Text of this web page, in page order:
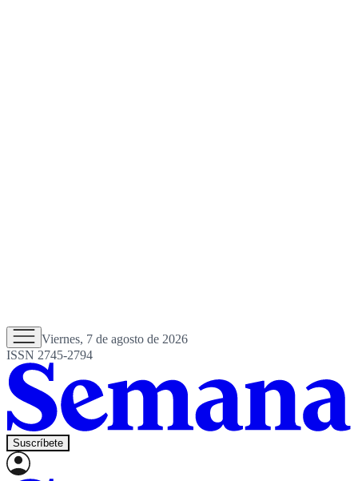
Viernes, 7 de agosto de 2026
ISSN 2745-2794
Suscríbete